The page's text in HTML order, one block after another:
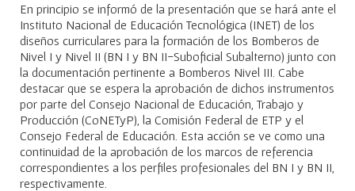
En principio se informó de la presentación que se hará ante el
Instituto Nacional de Educación Tecnológica (INET) de los
diseños curriculares para la formación de los Bomberos de
Nivel I y Nivel II (BN I y BN II-Suboficial Subalterno) junto con
la documentación pertinente a Bomberos Nivel III. Cabe
destacar que se espera la aprobación de dichos instrumentos
por parte del Consejo Nacional de Educación, Trabajo y
Producción (CoNETyP), la Comisión Federal de ETP y el
Consejo Federal de Educación. Esta acción se ve como una
continuidad de la aprobación de los marcos de referencia
correspondientes a los perfiles profesionales del BN I y BN II,
respectivamente.